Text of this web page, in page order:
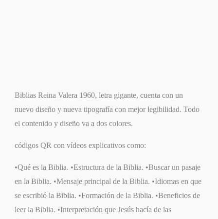
Biblias Reina Valera 1960, letra gigante, cuenta con un
nuevo diseño y nueva tipografía con mejor legibilidad. Todo
el contenido y diseño va a dos colores.
códigos QR con vídeos explicativos como:
•Qué es la Biblia. •Estructura de la Biblia. •Buscar un pasaje
en la Biblia. •Mensaje principal de la Biblia. •Idiomas en que
se escribió la Biblia. •Formación de la Biblia. •Beneficios de
leer la Biblia. •Interpretación que Jesús hacía de las